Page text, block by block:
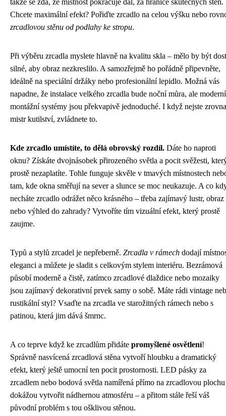
takže se zdá, že místnost pokračuje dál, za hranice skutečných stěn.
Chcete maximální efekt? Pořiďte zrcadlo na celou výšku nebo
zrcadlovou stěnu od podlahy ke stropu.
Při výběru zrcadla myslete hlavně na kvalitu skla – mělo by být dost
silné, aby obraz nezkreslilo. A samozřejmě ho pořádně připevněte,
ideálně na speciální držáky nebo profesionální lepidlo. Možná vás
napadne, že instalace velkého zrcadla bude noční můra, ale moderní
montážní systémy jsou překvapivě jednoduché. I když nejste zrovna
mistr kutilství, zvládnete to.
Kde zrcadlo umístíte, to dělá obrovský rozdíl. Dáte ho naproti
oknu? Získáte dvojnásobek přirozeného světla a pocit svěžesti,
prostě nezaplatíte. Tohle funguje skvěle v tmavých místnostech
tam, kde okna směřují na sever a slunce se moc neukazuje. A co
necháte zrcadlo odrážet něco krásného – třeba zajímavý lustr, obraz
nebo výhled do zahrady? Vytvoříte tím vizuální efekt, který prostě
zaujme.
Typů a stylů zrcadel je nepřeberně. Zrcadla v rámech dodají
eleganci a můžete je sladit s celkovým stylem interiéru. Bezrámová
působí moderně a čistě, zatímco zrcadlové dlaždice nebo mozaiky
jsou zajímavý dekorativní prvek samy o sobě. Máte rádi vintage
rustikální styl? Vsaďte na zrcadla ve starožitných rámech nebo s
patinou, která jim dává šmrnc.
A co teprve když ke zrcadlům přidáte promyšlené osvětlení!
Správně nasvícená zrcadlová stěna vytvoří hloubku a dramatický
efekt, který ještě umocní ten pocit prostornosti. LED pásky za
zrcadlem nebo bodová světla namířená přímo na zrcadlovou plochu
dokážou vytvořit nádhernou atmosféru – a přitom stále řeší váš
původní problém s tou ošklivou stěnou.